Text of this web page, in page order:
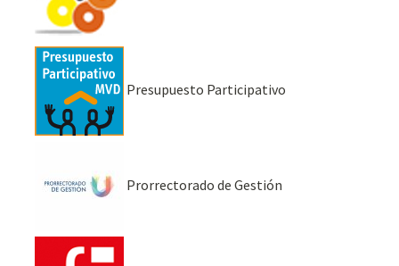
Presupuesto Participativo
Prorrectorado de Gestión